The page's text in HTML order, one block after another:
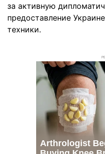
за активную
предоставление
техники.